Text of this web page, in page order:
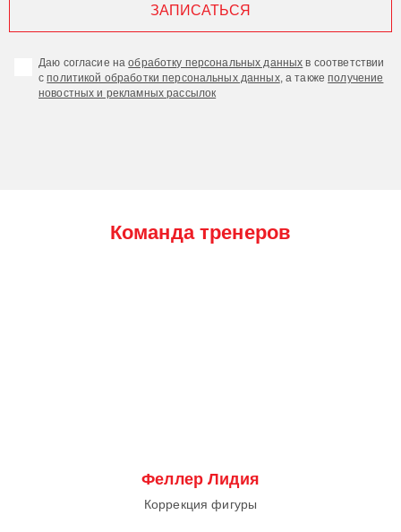
ЗАПИСАТЬСЯ
Даю согласие наобработку персональных данных в соответствии
сполитикой обработки персональных данных, а такжеполучение
новостных и рекламных рассылок
Команда тренеров
Феллер Лидия
Коррекция фигуры